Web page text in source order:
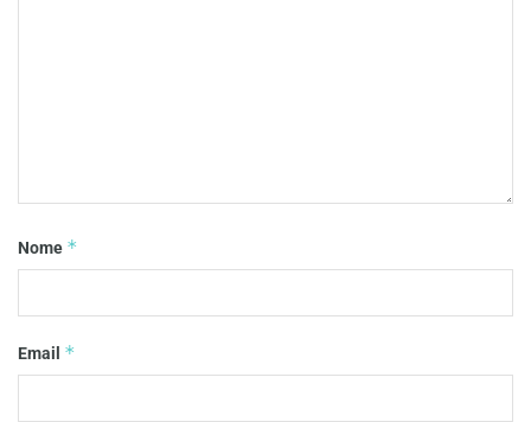
Nome *
Email *